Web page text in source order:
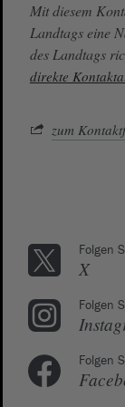
Mit diesem
Landtags eine
des Landtags
direkte
zum
Folgen
X
Folgen
Folgen